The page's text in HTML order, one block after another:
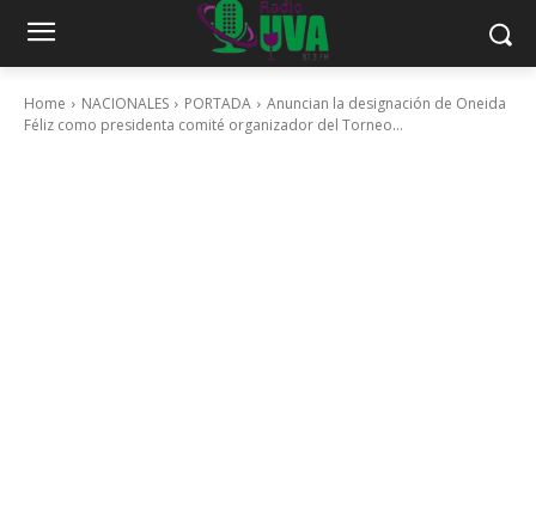
Home NACIONALES PORTADA
Anuncian la designación de Oneida
Féliz como presidenta comité organizador del Torneo...